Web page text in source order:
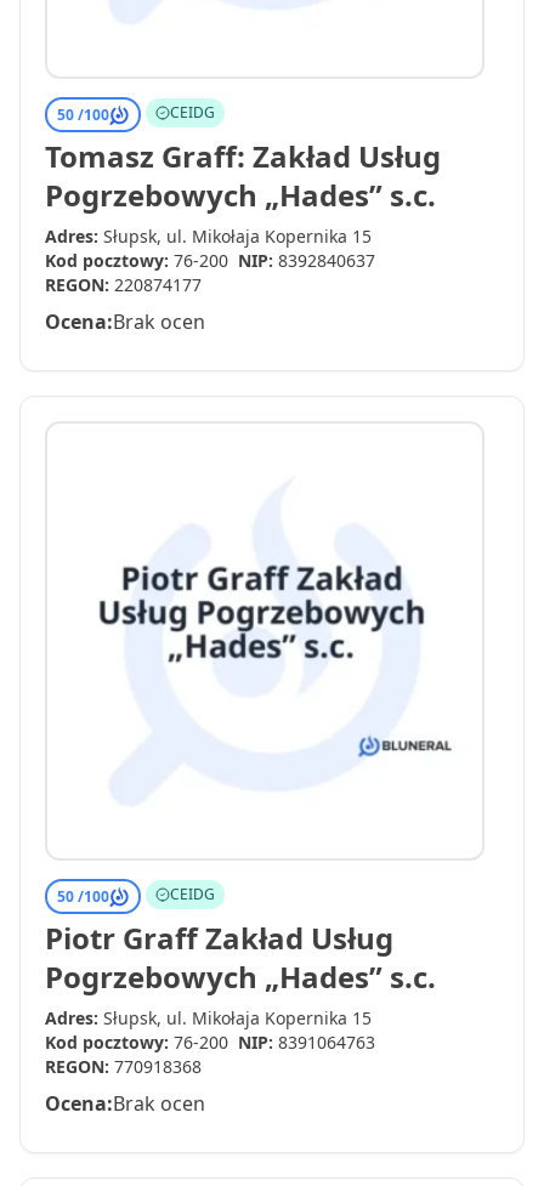
50 /100 CEIDG
Tomasz Graff: Zakład Usług
Pogrzebowych „Hades” s.c.
Adres: Słupsk, ul. Mikołaja Kopernika 15
Kod pocztowy: 76-200 NIP: 8392840637
REGON: 220874177
Ocena:Brak ocen
50 /100 CEIDG
Piotr Graff Zakład Usług
Pogrzebowych „Hades” s.c.
Adres: Słupsk, ul. Mikołaja Kopernika 15
Kod pocztowy: 76-200 NIP: 8391064763
REGON: 770918368
Ocena:Brak ocen